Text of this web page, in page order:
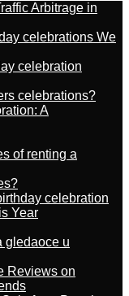
Arbitrage in
celebrations We
celebration
celebrations?
A
of renting a
celebration
Year
gledaoce u
Reviews on